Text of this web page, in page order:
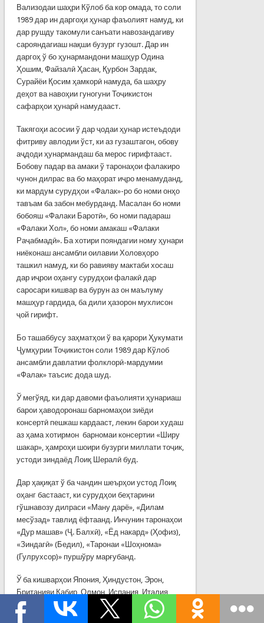
Вализодаи шаҳри Кўлоб ба кор омада, то соли
1989 дар ин даргоҳи ҳунар фаъолият намуд, ки
дар рушду такомули санъати навозандагиву
сарояндагиаш нақши бузург гузошт. Дар ин
даргоҳ ў бо ҳунармандони машҳур Одина
Ҳошим, Файзалӣ Ҳасан, Қурбон Зардак,
Сурайёи Қосим ҳамкорӣ намуда, ба шаҳру
деҳот ва навоҳии гуногуни Тоҷикистон
сафарҳои ҳунарӣ намудааст.
Такягоҳи асосии ў дар ҷодаи ҳунар истеъдоди
фитриву авлодии ўст, ки аз гузаштагон, обову
аҷдоди ҳунармандаш ба мерос гирифтааст.
Бобову падар ва амаки ў таронаҳои фалакиро
чунон дилрас ва бо маҳорат иҷро менамуданд,
ки мардум сурудҳои «Фалак»-ро бо номи онҳо
тавъам ба забон мебурданд. Масалан бо номи
бобояш «Фалаки Баротӣ», бо номи падараш
«Фалаки Хол», бо номи амакаш «Фалаки
Раҷабмадӣ». Ба хотири пояндагии ному ҳунари
ниёконаш ансамбли оилавии Холовҳоро
ташкил намуд, ки бо равияву мактаби хосаш
дар иҷрои оҳангу сурудҳои фалакӣ дар
саросари кишвар ва бурун аз он маълуму
машҳур гардида, ба дили ҳазорон мухлисон
ҷой гирифт.
Бо ташаббусу заҳматҳои ў ва қарори Ҳукумати
Ҷумҳурии Тоҷикистон соли 1989 дар Кўлоб
ансамбли давлатии фолклорӣ-мардумии
«Фалак» таъсис дода шуд.
Ў мегўяд, ки дар давоми фаъолияти ҳунариаш
барои ҳаводоронаш барномаҳои зиёди
консертӣ пешкаш кардааст, лекин барои худаш
аз ҳама хотирмон барномаи консертии «Ширу
шакар», ҳамроҳи шоири бузурги миллати тоҷик,
устоди зиндаёд Лоиқ Шералӣ буд.
Дар ҳақиқат ў ба чандин шеърҳои устод Лоиқ
оҳанг бастааст, ки сурудҳои беҳтарини
гўшнавозу дилраси «Ману дарё», «Дилам
месўзад» тавлид ёфтаанд. Инчунин таронаҳои
«Дур машав» (Ҷ. Балхӣ), «Ёд накард» (Ҳофиз),
«Зиндагӣ» (Бедил), «Таронаи «Шоҳнома»
(Гулрухсор)» пуршўру марғубанд.
Ў ба кишварҳои Япония, Ҳиндустон, Эрон,
Британияи Кабир, Олмон, Испания, Италия,
Юнон, Австрия, Норвегия, мамолики Араб
сафари ҳунарӣ намудааст.